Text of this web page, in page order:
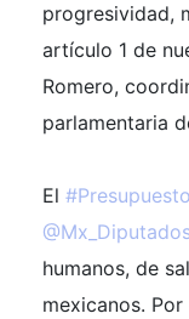
progresividad,
artículo 1 de
Romero,
parlamentaria
El
humanos, de
mexicanos.